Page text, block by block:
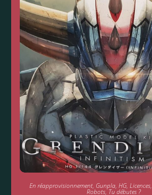
En réapprovisionnement, Gunpla, HG, Licences,
Robots,Tu débutes ?